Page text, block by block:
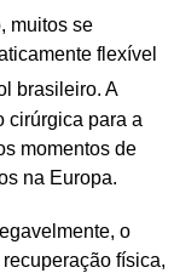
muitos se
flexível
brasileiro. A
cirúrgica para a
momentos de
na Europa.
o
física,